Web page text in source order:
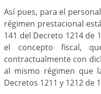
Así pues, para el
régimen prestacional
141 del Decreto 1214 de
el concepto fiscal,
contractualmente con
al mismo régimen que
Decretos 1211 y 1212 de